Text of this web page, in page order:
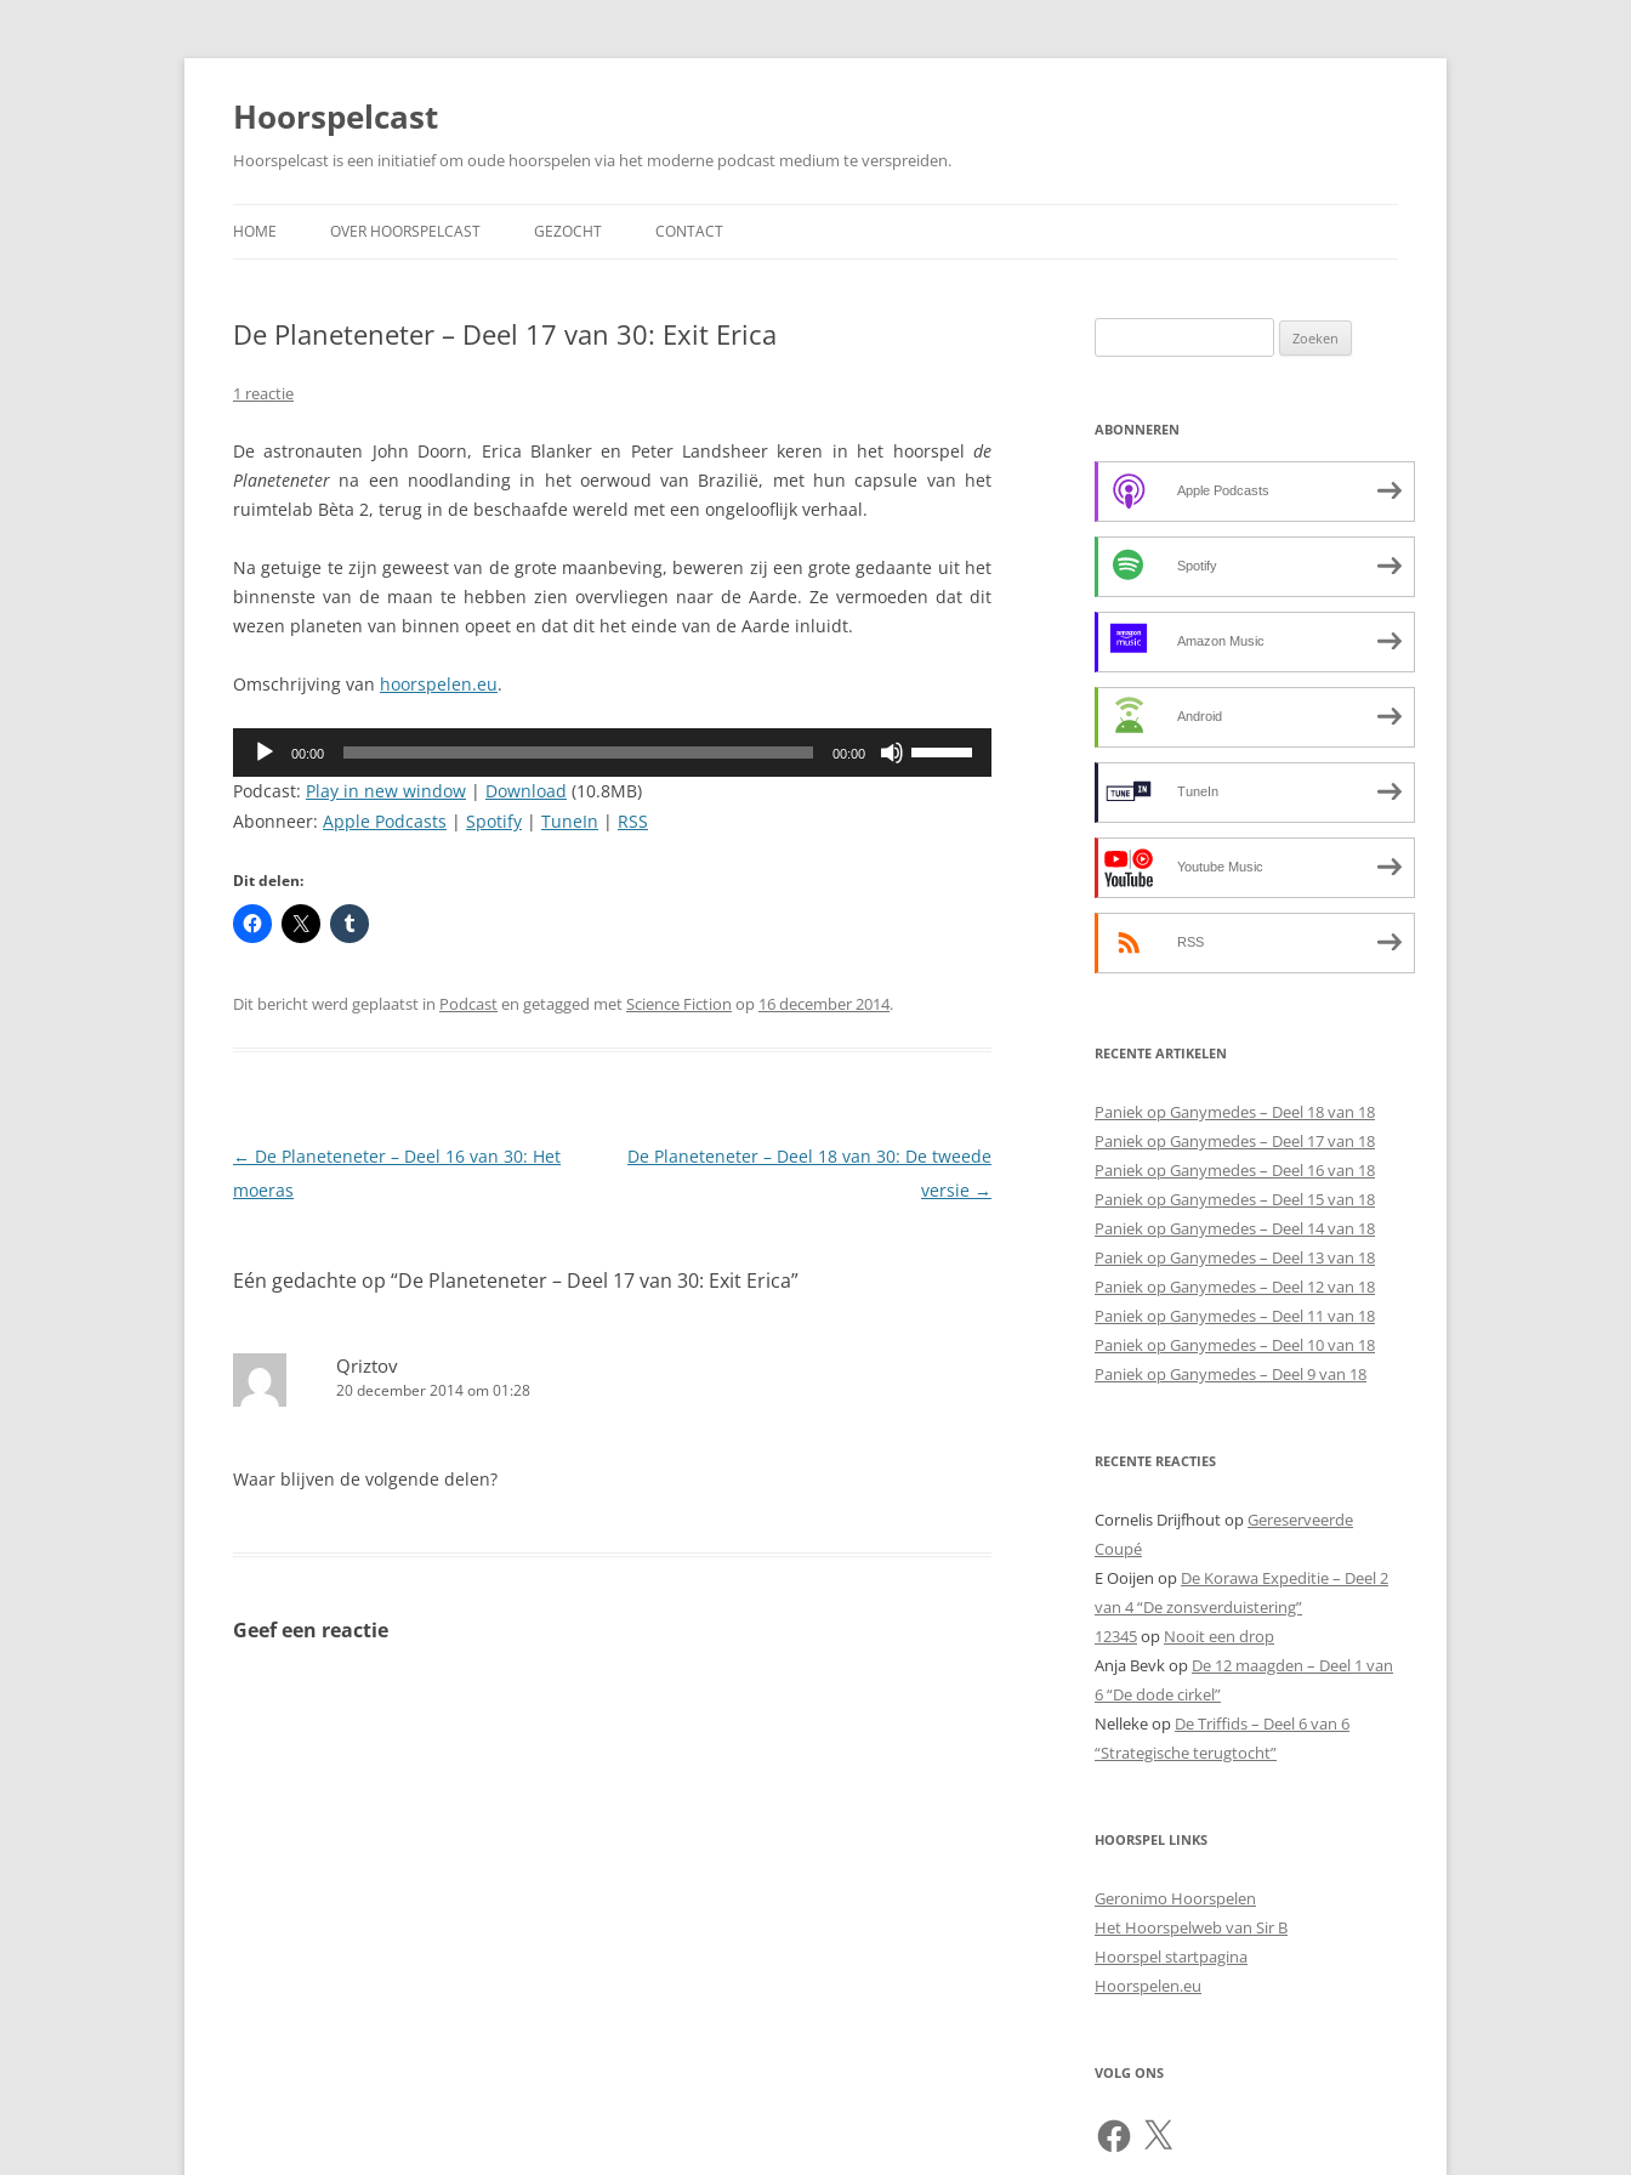
Ga
inhoud
Hoorspelcast
Hoorspelcast is een initiatief om oude hoorspelen via het moderne podcast medium te verspreiden.
HOME OVER HOORSPELCAST GEZOCHT CONTACT
De Planeteneter – Deel 17 van 30: Exit Erica
1 reactie
De astronauten John Doorn, Erica Blanker en Peter Landsheer keren in het hoorspel de
Planeteneter na een noodlanding in het oerwoud van Brazilië, met hun capsule van het
ruimtelab Bèta 2, terug in de beschaafde wereld met een ongelooflijk verhaal.
Na getuige te zijn geweest van de grote maanbeving, beweren zij een grote gedaante uit het
binnenste van de maan te hebben zien overvliegen naar de Aarde. Ze vermoeden dat dit
wezen planeten van binnen opeet en dat dit het einde van de Aarde inluidt.
Omschrijving van hoorspelen.eu.
Audiospeler
00:00 00:00
Podcast: Play in new window | Download (10.8MB)
Abonneer: Apple Podcasts | Spotify | TuneIn | RSS
Dit delen:
Dit bericht werd geplaatst in Podcasten getagged metScience Fiction op 16 december 2014.
Berichtnavigatie
← De Planeteneter – Deel 16 van 30: Het
moeras
De Planeteneter – Deel 18 van 30: De tweede
versie →
Eén gedachte op “De Planeteneter – Deel 17 van 30: Exit Erica”
Qriztov
20 december 2014 om 01:28
Waar blijven de volgende delen?
Geef een reactie
naar:
ABONNEREN
Apple Podcasts
Spotify
Amazon Music
Android
TuneIn
Youtube Music
RSS
RECENTE ARTIKELEN
Paniek op Ganymedes – Deel 18 van 18
Paniek op Ganymedes – Deel 17 van 18
Paniek op Ganymedes – Deel 16 van 18
Paniek op Ganymedes – Deel 15 van 18
Paniek op Ganymedes – Deel 14 van 18
Paniek op Ganymedes – Deel 13 van 18
Paniek op Ganymedes – Deel 12 van 18
Paniek op Ganymedes – Deel 11 van 18
Paniek op Ganymedes – Deel 10 van 18
Paniek op Ganymedes – Deel 9 van 18
RECENTE REACTIES
Cornelis DrijfhoutopGereserveerde
Coupé
E Ooijen op De Korawa Expeditie – Deel 2
van 4 “De zonsverduistering”
12345op Nooit een drop
Anja Bevkop De 12 maagden – Deel 1 van
6 “De dode cirkel”
Nellekeop De Triffids – Deel 6 van 6
“Strategische terugtocht”
HOORSPEL LINKS
Geronimo Hoorspelen
Het Hoorspelweb van Sir B
Hoorspel startpagina
Hoorspelen.eu
VOLG ONS
Facebook
X